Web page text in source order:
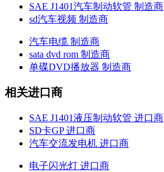
SAE J1401汽车制动软管 制造商
sd汽车视频 制造商
汽车电缆 制造商
sata dvd rom 制造商
单碟DVD播放器 制造商
相关进口商
SAE J1401液压制动软管 进口商
SD卡GP 进口商
汽车交流发电机 进口商
电子闪光灯 进口商